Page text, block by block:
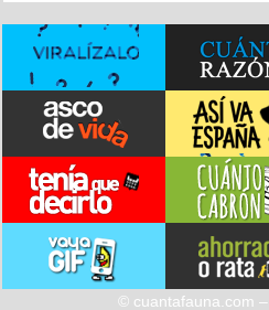
© cuantafauna.com –